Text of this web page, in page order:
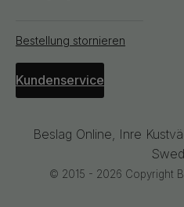
Bestellung stornieren
Kundenservice
Beslag Online, Inre
© 2015 - 2026 Copyright